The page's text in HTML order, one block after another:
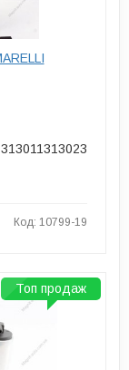
313011313023
Код: 10799-19
Топ продаж